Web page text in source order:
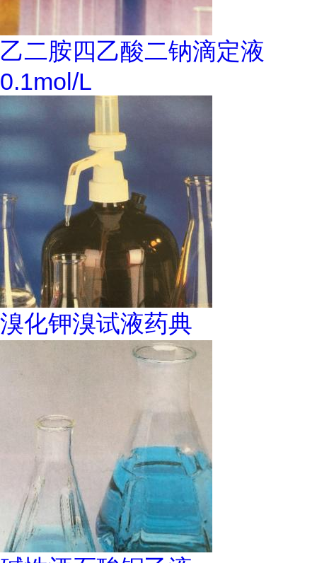
乙二胺四乙酸二钠滴定液
0.1mol/L
溴化钾溴试液药典